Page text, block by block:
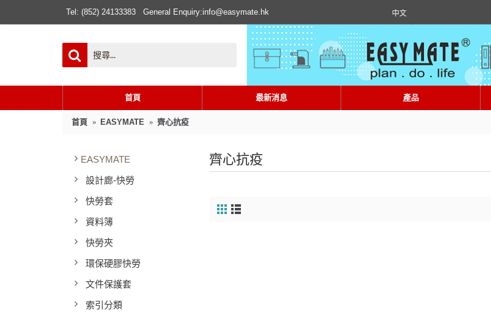
Tel: (852) 24133383 General Enquiry:info@easymate.hk 中文
首頁 最新消息 產品
首頁 EASYMATE 齊心抗疫
EASYMATE
設計廊-快勞
快勞套
資料簿
快勞夾
環保硬膠快勞
文件保護套
索引分類
齊心抗疫